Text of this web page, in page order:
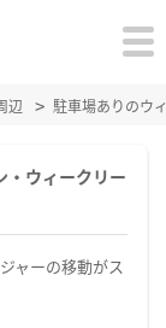
辺 駐車場ありのウ
・ウィークリー
ャーの移動がス